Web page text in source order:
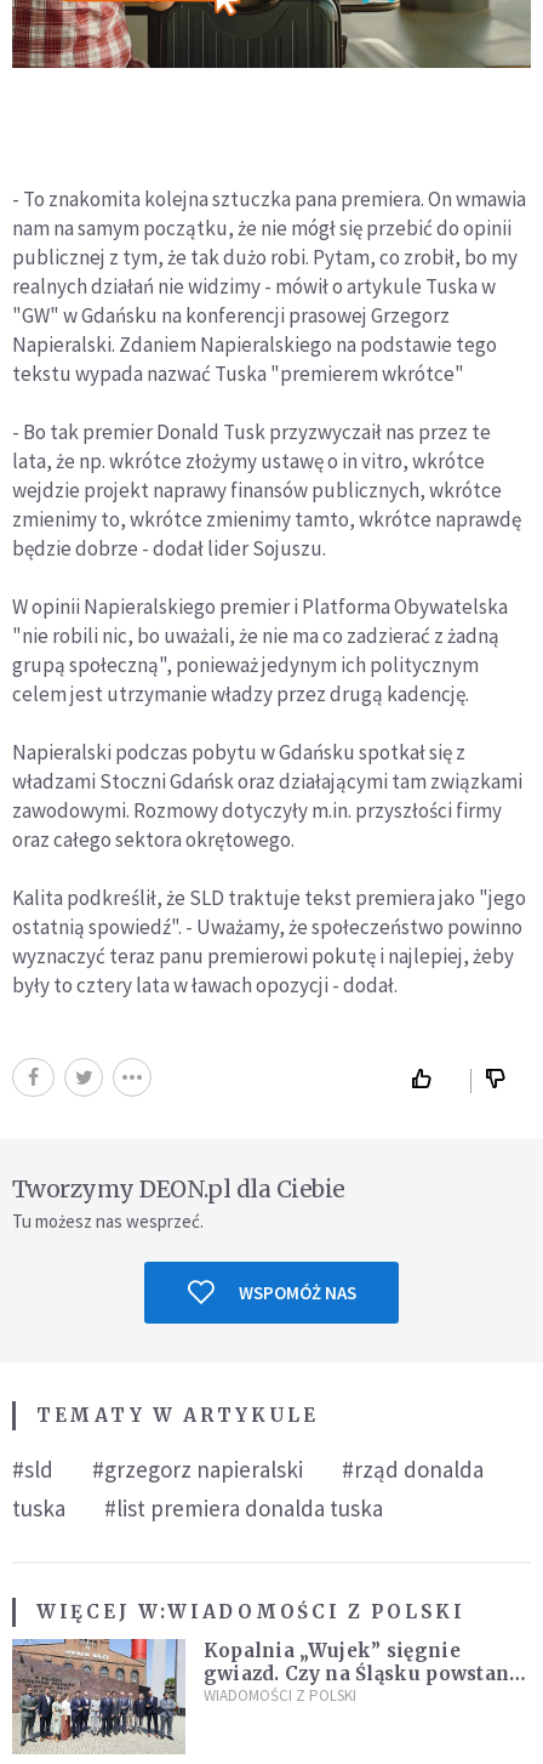
- To znakomita kolejna sztuczka pana premiera. On wmawia
nam na samym początku, że nie mógł się przebić do opinii
publicznej z tym, że tak dużo robi. Pytam, co zrobił, bo my
realnych działań nie widzimy - mówił o artykule Tuska w
"GW" w Gdańsku na konferencji prasowej Grzegorz
Napieralski. Zdaniem Napieralskiego na podstawie tego
tekstu wypada nazwać Tuska "premierem wkrótce"
- Bo tak premier Donald Tusk przyzwyczaił nas przez te
lata, że np. wkrótce złożymy ustawę o in vitro, wkrótce
wejdzie projekt naprawy finansów publicznych, wkrótce
zmienimy to, wkrótce zmienimy tamto, wkrótce naprawdę
będzie dobrze - dodał lider Sojuszu.
W opinii Napieralskiego premier i Platforma Obywatelska
"nie robili nic, bo uważali, że nie ma co zadzierać z żadną
grupą społeczną", ponieważ jedynym ich politycznym
celem jest utrzymanie władzy przez drugą kadencję.
Napieralski podczas pobytu w Gdańsku spotkał się z
władzami Stoczni Gdańsk oraz działającymi tam związkami
zawodowymi. Rozmowy dotyczyły m.in. przyszłości firmy
oraz całego sektora okrętowego.
Kalita podkreślił, że SLD traktuje tekst premiera jako "jego
ostatnią spowiedź". - Uważamy, że społeczeństwo powinno
wyznaczyć teraz panu premierowi pokutę i najlepiej, żeby
były to cztery lata w ławach opozycji - dodał.
Tworzymy DEON.pl dla Ciebie
Tu możesz nas wesprzeć.
WSPOMÓŻ NAS
TEMATY W ARTYKULE
#sld #grzegorz napieralski
#rząd donalda
tuska
#list premiera donalda tuska
WIĘCEJ W:WIADOMOŚCI Z POLSKI
Kopalnia „Wujek” sięgnie
gwiazd. Czy na Śląsku powstanie
„Dolina Krzemowa”?
WIADOMOŚCI Z POLSKI